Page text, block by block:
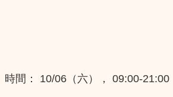
時間： 10/06（六）， 09:00-21:00